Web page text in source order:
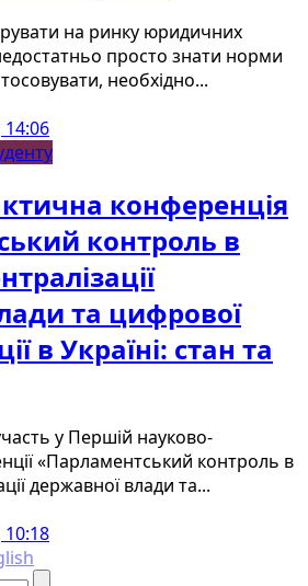
на ринку юридичних
просто знати норми
необхідно...
14:06
конференція
контроль в
та цифрової
в Україні: стан та
у Першій науково-
«Парламентський контроль в
державної влади та...
10:18